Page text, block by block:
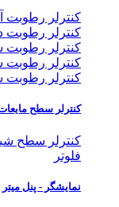
کنترلر رطوبت
کنترلر رطوبت
کنترلر رطوبت
کنترلر رطوبت
کنترلر رطوبت
کنترلر سطح
کنترلر سطح
فلوتر
نمایشگر - پنل میتر